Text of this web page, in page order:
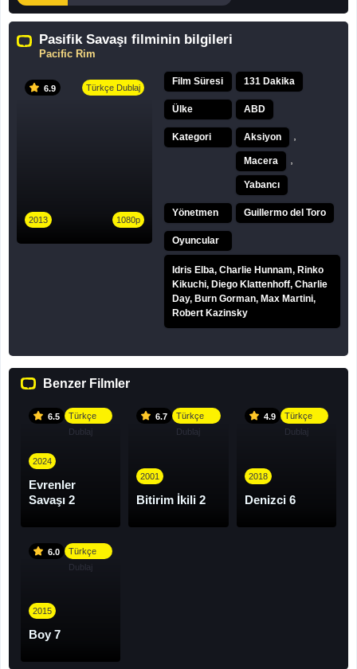
Pasifik Savaşı filminin bilgileri
Pacific Rim
6.9 Türkçe Dublaj
2013 1080p
Film Süresi 131 Dakika
Ülke ABD
Kategori Aksiyon
Macera
Yabancı
Yönetmen Guillermo del Toro
Oyuncular
Idris Elba, Charlie Hunnam, Rinko
Kikuchi, Diego Klattenhoff, Charlie
Day, Burn Gorman, Max Martini,
Robert Kazinsky
Benzer Filmler
6.5
Türkçe
Dublaj
2024
Evrenler
Savaşı 2
6.7
Türkçe
Dublaj
2001
Bitirim İkili 2
4.9
Türkçe
Dublaj
2018
Denizci 6
6.0
Türkçe
Dublaj
2015
Boy 7